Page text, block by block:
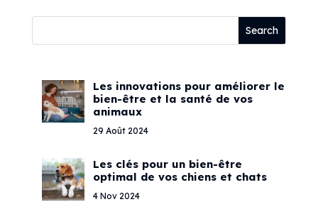
Les innovations pour améliorer le
bien-être et la santé de vos
animaux
29 Août 2024
Les clés pour un bien-être
optimal de vos chiens et chats
4 Nov 2024